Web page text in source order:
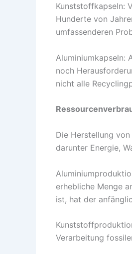
Kunststoffkapseln:
Hunderte von
umfassenderen
Aluminiumkapseln:
noch
nicht alle
Die Herstellung
darunter Energie,
erhebliche Menge
ist, hat der
Verarbeitung